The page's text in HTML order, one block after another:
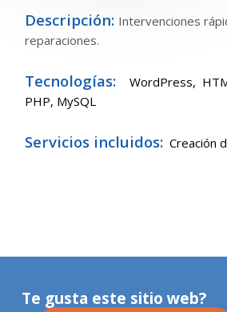
Descripción: Intervenciones
reparaciones.
Tecnologías: WordPress,
PHP, MySQL
Servicios incluidos: Creación
Te gusta este sitio web?